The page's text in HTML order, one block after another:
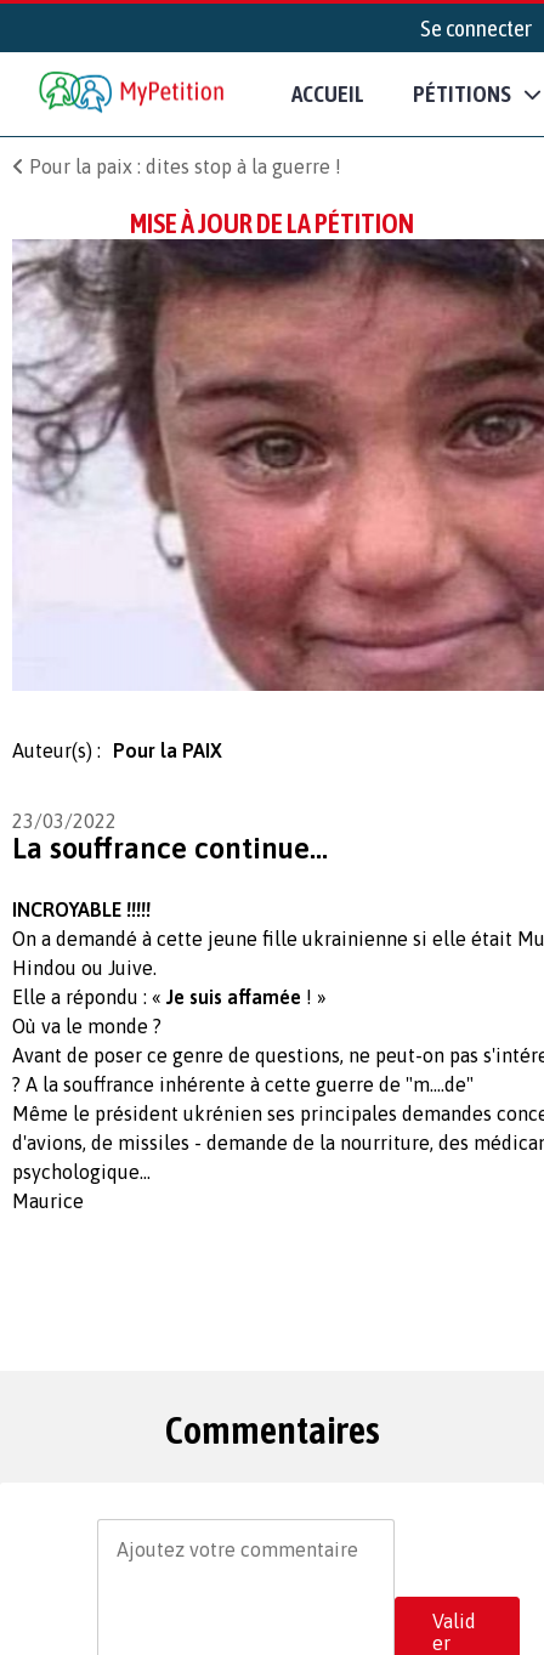
Se connecter
ACCUEIL PÉTITIONS
Pour la paix : dites stop à la guerre !
MISE À JOUR DE LA PÉTITION
Auteur(s) : Pour la PAIX
23/03/2022
La souffrance continue...
INCROYABLE !!!!!
On a demandé à cette jeune fille ukrainienne si elle était
Hindou ou Juive.
Elle a répondu : « Je suis affamée ! »
Où va le monde ?
Avant de poser ce genre de questions, ne peut-on pas
? A la souffrance inhérente à cette guerre de "m....de"
Même le président ukrénien ses principales demandes
d'avions, de missiles - demande de la nourriture, des
psychologique...
Maurice
Commentaires
Valid
er